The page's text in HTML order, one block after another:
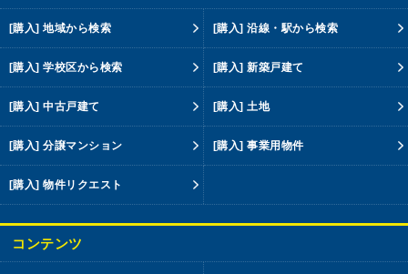
[購入] 地域から検索 [購入] 沿線・駅から検索
[購入] 学校区から検索 [購入] 新築戸建て
[購入] 中古戸建て [購入] 土地
[購入] 分譲マンション [購入] 事業用物件
[購入] 物件リクエスト
コンテンツ